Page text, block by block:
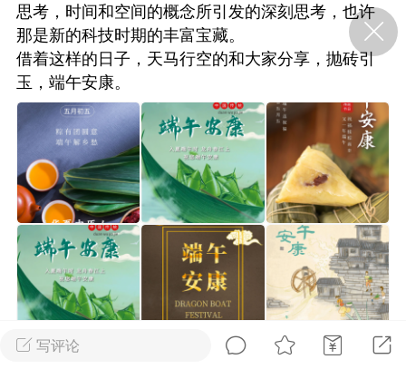
·特急预警】关
节返乡期间“闪
急提示
0
【养正护络膏】？
小海（HAi） 2
其标：《黄帝内
便里的养生大道
0
立秋：天地容平，顺时收
敛，藏养四时精气
写评论
思考，时间和空间的概念所引发的深刻思考，也许
那是新的科技时期的丰富宝藏。
借着这样的日子，天马行空的和大家分享，抛砖引
玉，端午安康。